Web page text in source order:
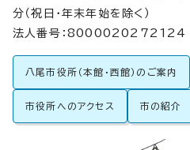
分（祝日・年末年始を除く）
法人番号：8000020272124
八尾市役所（本館・西館）のご案内
市役所へのアクセス 市の紹介